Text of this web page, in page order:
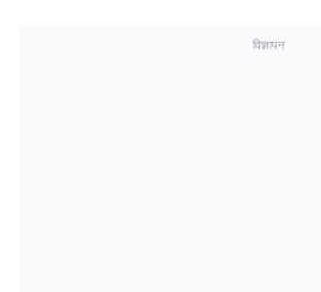
विज्ञापन